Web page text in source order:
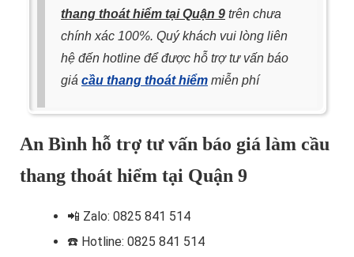
thang thoát hiểm tại Quận 9 trên chưa
chính xác 100%. Quý khách vui lòng liên
hệ đến hotline để được hỗ trợ tư vấn báo
giá cầu thang thoát hiểm miễn phí
An Bình hỗ trợ tư vấn báo giá làm cầu
thang thoát hiểm tại Quận 9
📲 Zalo: 0825 841 514
☎️ Hotline: 0825 841 514